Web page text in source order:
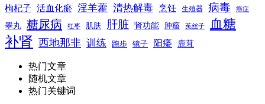
枸杞子 活血化瘀 淫羊藿 清热解毒 烹饪 生殖器 病毒 癌症
睾丸 糖尿病 红枣 肌肤 肝脏 肾功能 肿瘤 菟丝子 血糖
补肾 西地那非 训练 跑步 镜子 阳痿 鹿茸
热门文章
随机文章
热门关键词